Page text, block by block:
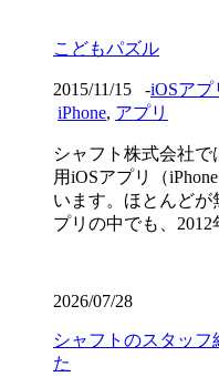
こどもパズル
2015/11/15 -iOSアプ
iPhone, アプリ
シャフト株式会社
用iOSアプリ（
います。ほとんどが
プリの中でも、
2026/07/28
シャフトのスタッ
た